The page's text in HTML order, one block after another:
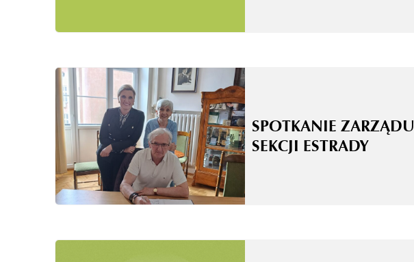
SPOTKANIE ZARZĄDU
SEKCJI ESTRADY